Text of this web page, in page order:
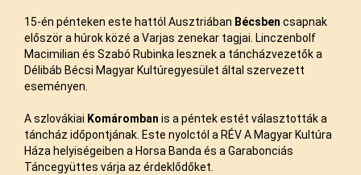
15-én pénteken este hattól Ausztriában Bécsben csapnak
először a húrok közé a Varjas zenekar tagjai. Linczenbolf
Macimilian és Szabó Rubinka lesznek a táncházvezetők a
Délibáb Bécsi Magyar Kultúregyesület által szervezett
eseményen.
A szlovákiai Komáromban is a péntek estét választották a
táncház időpontjának. Este nyolctól a RÉV A Magyar Kultúra
Háza helyiségeiben a Horsa Banda és a Garabonciás
Táncegyüttes várja az érdeklődőket.